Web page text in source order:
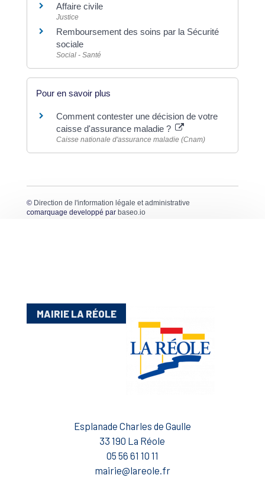
Affaire civile
Justice
Remboursement des soins par la Sécurité
sociale
Social - Santé
Pour en savoir plus
Comment contester une décision de votre
caisse d'assurance maladie ?
Caisse nationale d'assurance maladie (Cnam)
© Direction de l'information légale et administrative
comarquage developpé par baseo.io
MAIRIE LA RÉOLE
Esplanade Charles de Gaulle
33 190 La Réole
05 56 61 10 11
mairie@lareole.fr